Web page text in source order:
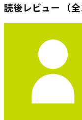
読後レビュー （